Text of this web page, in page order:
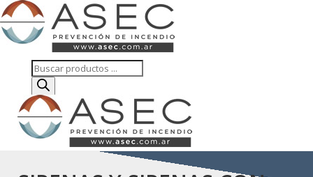
Búsqueda
de
productos